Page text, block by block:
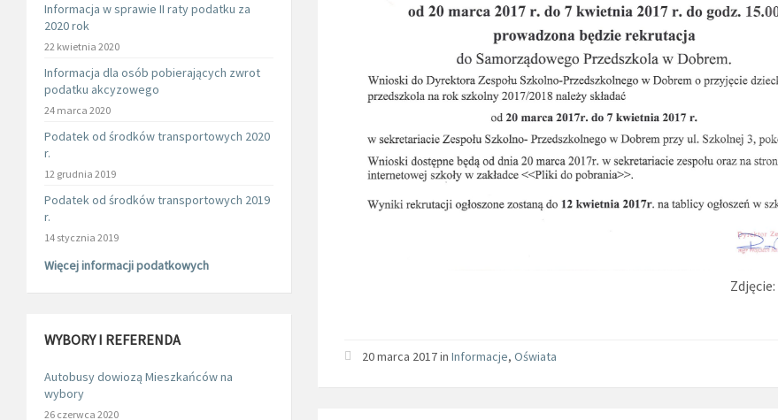
Zdjęcie:
20 marca 2017 in Informacje, Oświata
Informacja w sprawie II raty podatku za
2020 rok
22 kwietnia 2020
Informacja dla osób pobierających zwrot
podatku akcyzowego
24 marca 2020
Podatek od środków transportowych 2020
r.
12 grudnia 2019
Podatek od środków transportowych 2019
r.
14 stycznia 2019
Więcej informacji podatkowych
WYBORY I REFERENDA
Autobusy dowiozą Mieszkańców na
wybory
26 czerwca 2020